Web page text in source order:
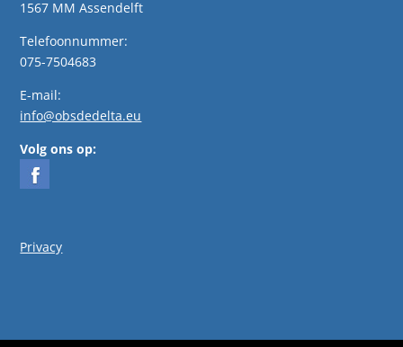
1567 MM Assendelft
Telefoonnummer:
075-7504683
E-mail:
info@obsdedelta.eu
Volg ons op:
Privacy